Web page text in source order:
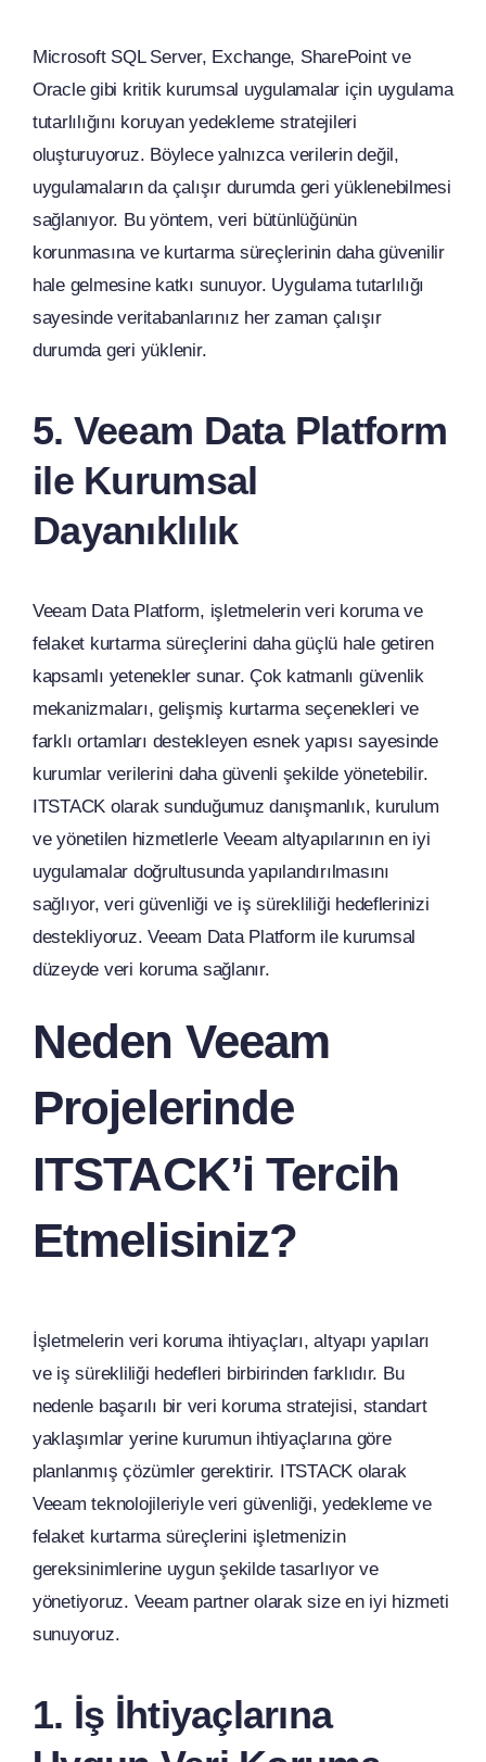
Microsoft SQL Server, Exchange, SharePoint ve
Oracle gibi kritik kurumsal uygulamalar için uygulama
tutarlılığını koruyan yedekleme stratejileri
oluşturuyoruz. Böylece yalnızca verilerin değil,
uygulamaların da çalışır durumda geri yüklenebilmesi
sağlanıyor. Bu yöntem, veri bütünlüğünün
korunmasına ve kurtarma süreçlerinin daha güvenilir
hale gelmesine katkı sunuyor. Uygulama tutarlılığı
sayesinde veritabanlarınız her zaman çalışır
durumda geri yüklenir.
5. Veeam Data Platform
ile Kurumsal
Dayanıklılık
Veeam Data Platform, işletmelerin veri koruma ve
felaket kurtarma süreçlerini daha güçlü hale getiren
kapsamlı yetenekler sunar. Çok katmanlı güvenlik
mekanizmaları, gelişmiş kurtarma seçenekleri ve
farklı ortamları destekleyen esnek yapısı sayesinde
kurumlar verilerini daha güvenli şekilde yönetebilir.
ITSTACK olarak sunduğumuz danışmanlık, kurulum
ve yönetilen hizmetlerle Veeam altyapılarının en iyi
uygulamalar doğrultusunda yapılandırılmasını
sağlıyor, veri güvenliği ve iş sürekliliği hedeflerinizi
destekliyoruz. Veeam Data Platform ile kurumsal
düzeyde veri koruma sağlanır.
Neden Veeam
Projelerinde
ITSTACK’i Tercih
Etmelisiniz?
İşletmelerin veri koruma ihtiyaçları, altyapı yapıları
ve iş sürekliliği hedefleri birbirinden farklıdır. Bu
nedenle başarılı bir veri koruma stratejisi, standart
yaklaşımlar yerine kurumun ihtiyaçlarına göre
planlanmış çözümler gerektirir. ITSTACK olarak
Veeam teknolojileriyle veri güvenliği, yedekleme ve
felaket kurtarma süreçlerini işletmenizin
gereksinimlerine uygun şekilde tasarlıyor ve
yönetiyoruz. Veeam partner olarak size en iyi hizmeti
sunuyoruz.
1. İş İhtiyaçlarına